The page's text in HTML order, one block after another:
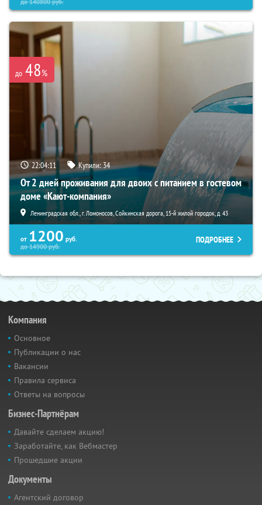
до140800руб.
до 48%
22:04:09 Купили:34
От 2 дней проживания для двоих с питанием в гостевом
доме «Кают-компания»
Ленинградская обл., г. Ломоносов, Сойкинская дорога, 15-й жилой городок, д. 43
от 1200 руб.
до14900руб.
ПОДРОБНЕЕ
Компания
Основное
Публикации о нас
Вакансии
Правила сервиса
Ответы на вопросы
Бизнес-Партнёрам
Давайте сделаем акцию!
Заработайте, как Вебмастер
Прошедшие акции
Документы
Агентский договор